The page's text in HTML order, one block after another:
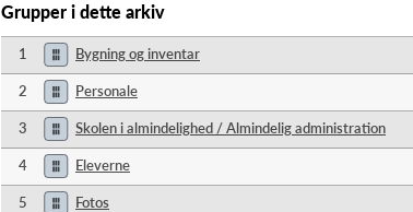
Grupper i dette arkiv
1 Bygning og inventar
2 Personale
3 Skolen i almindelighed / Almindelig administration
4 Eleverne
5 Fotos